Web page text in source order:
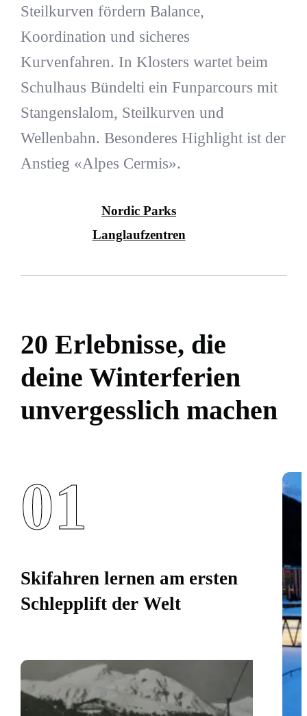
Steilkurven fördern Balance,
Koordination und sicheres
Kurvenfahren. In Klosters wartet beim
Schulhaus Bündelti ein Funparcours mit
Stangenslalom, Steilkurven und
Wellenbahn. Besonderes Highlight ist der
Anstieg «Alpes Cermis».
Nordic Parks
Langlaufzentren
20 Erlebnisse, die
deine Winterferien
unvergesslich machen
01
Skifahren lernen am ersten
Schlepplift der Welt